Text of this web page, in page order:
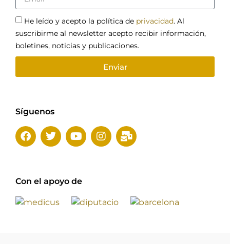
He leído y acepto la política de privacidad. Al
suscribirme al newsletter acepto recibir información,
boletines, noticias y publicaciones.
Enviar
Síguenos
Con el apoyo de